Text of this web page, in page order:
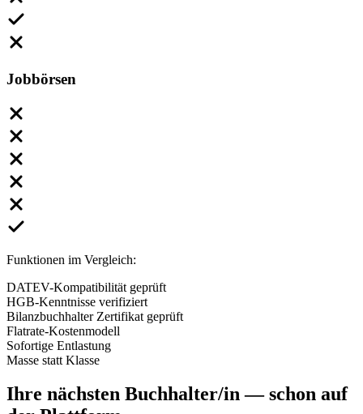
Jobbörsen
Funktionen im Vergleich:
DATEV-Kompatibilität geprüft
HGB-Kenntnisse verifiziert
Bilanzbuchhalter Zertifikat geprüft
Flatrate-Kostenmodell
Sofortige Entlastung
Masse statt Klasse
Ihre nächsten Buchhalter/in— schon auf